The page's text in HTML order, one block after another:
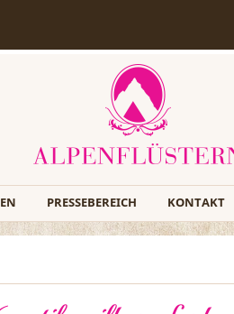
PRESSEBEREICH KONTAKT